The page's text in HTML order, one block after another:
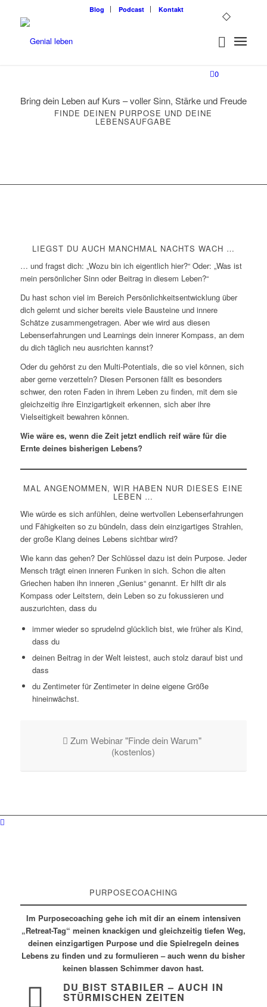
Blog Podcast Kontakt
0
Bring dein Leben auf Kurs – voller Sinn, Stärke und Freude
FINDE DEINEN PURPOSE UND DEINE
LEBENSAUFGABE
LIEGST DU AUCH MANCHMAL NACHTS WACH …
… und fragst dich: „Wozu bin ich eigentlich hier?“ Oder: „Was ist
mein persönlicher Sinn oder Beitrag in diesem Leben?“
Du hast schon viel im Bereich Persönlichkeitsentwicklung über
dich gelernt und sicher bereits viele Bausteine und innere
Schätze zusammengetragen. Aber wie wird aus diesen
Lebenserfahrungen und Learnings dein innerer Kompass, an dem
du dich täglich neu ausrichten kannst?
Oder du gehörst zu den Multi-Potentials, die so viel können, sich
aber gerne verzetteln? Diesen Personen fällt es besonders
schwer, den roten Faden in ihrem Leben zu finden, mit dem sie
gleichzeitig ihre Einzigartigkeit erkennen, sich aber ihre
Vielseitigkeit bewahren können.
Wie wäre es, wenn die Zeit jetzt endlich reif wäre für die
Ernte deines bisherigen Lebens?
MAL ANGENOMMEN, WIR HABEN NUR DIESES EINE
LEBEN …
Wie würde es sich anfühlen, deine wertvollen Lebenserfahrungen
und Fähigkeiten so zu bündeln, dass dein einzigartiges Strahlen,
der große Klang deines Lebens sichtbar wird?
Wie kann das gehen? Der Schlüssel dazu ist dein Purpose. Jeder
Mensch trägt einen inneren Funken in sich. Schon die alten
Griechen haben ihn inneren „Genius“ genannt. Er hilft dir als
Kompass oder Leitstern, dein Leben so zu fokussieren und
auszurichten, dass du
immer wieder so sprudelnd glücklich bist, wie früher als Kind,
dass du
deinen Beitrag in der Welt leistest, auch stolz darauf bist und
dass
du Zentimeter für Zentimeter in deine eigene Größe
hineinwächst.
Zum Webinar "Finde dein Warum"
(kostenlos)
PURPOSECOACHING
Im Purposecoaching gehe ich mit dir an einem intensiven
„Retreat-Tag“ meinen knackigen und gleichzeitig tiefen Weg,
deinen einzigartigen Purpose und die Spielregeln deines
Lebens zu finden und zu formulieren – auch wenn du bisher
keinen blassen Schimmer davon hast.
DU BIST STABILER – AUCH IN
STÜRMISCHEN ZEITEN